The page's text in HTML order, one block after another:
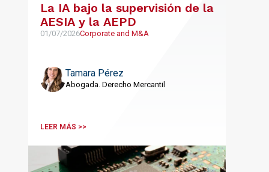
La IA bajo la supervisión de la
AESIA y la AEPD
01/07/2026Corporate and M&A
Tamara Pérez
Abogada. Derecho Mercantil
LEER MÁS >>